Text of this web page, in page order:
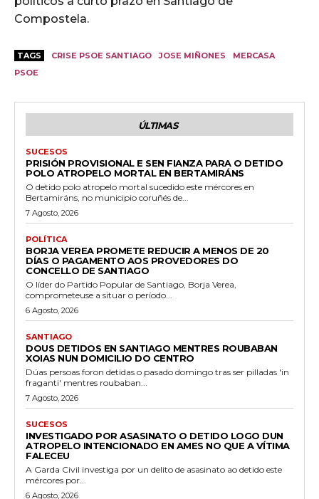
Compostela.
TAGS CRISE PSOE SANTIAGO JOSE MIÑONES
MERCASA
PSOE
ÚLTIMAS
SUCESOS
PRISIÓN PROVISIONAL E SEN FIANZA PARA O DETIDO
POLO ATROPELO MORTAL EN BERTAMIRÁNS
O detido polo atropelo mortal sucedido este mércores en
Bertamiráns, no municipio coruñés de...
7 Agosto, 2026
POLÍTICA
BORJA VEREA PROMETE REDUCIR A MENOS DE 20
DÍAS O PAGAMENTO AOS PROVEDORES DO
CONCELLO DE SANTIAGO
O líder do Partido Popular de Santiago, Borja Verea,
comprometeuse a situar o período...
6 Agosto, 2026
SANTIAGO
DOUS DETIDOS EN SANTIAGO MENTRES ROUBABAN
XOIAS NUN DOMICILIO DO CENTRO
Dúas persoas foron detidas o pasado domingo tras ser pilladas 'in
fraganti' mentres roubaban...
7 Agosto, 2026
SUCESOS
INVESTIGADO POR ASASINATO O DETIDO LOGO DUN
ATROPELO INTENCIONADO EN AMES NO QUE A VÍTIMA
FALECEU
A Garda Civil investiga por un delito de asasinato ao detido este
mércores por...
6 Agosto, 2026